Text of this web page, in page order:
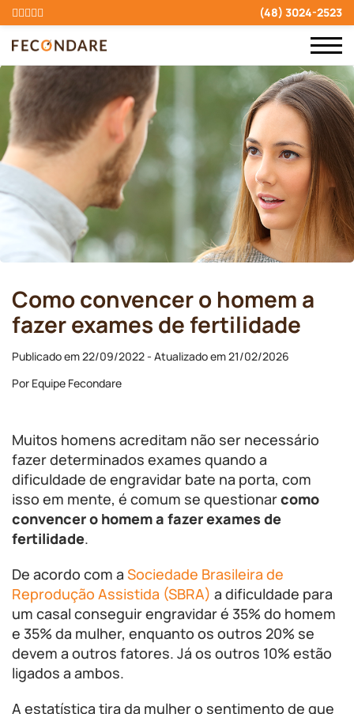
(48) 3024-2523
Como convencer o homem a
fazer exames de fertilidade
Publicado em 22/09/2022 - Atualizado em 21/02/2026
Por Equipe Fecondare
Muitos homens acreditam não ser necessário
fazer determinados exames quando a
dificuldade de engravidar bate na porta, com
isso em mente, é comum se questionarcomo
convencer o homem a fazer exames de
fertilidade.
De acordo com a Sociedade Brasileira de
Reprodução Assistida (SBRA) a dificuldade para
um casal conseguir engravidar é 35% do homem
e 35% da mulher, enquanto os outros 20% se
devem a outros fatores. Já os outros 10% estão
ligados a ambos.
A estatística tira da mulher o sentimento de que